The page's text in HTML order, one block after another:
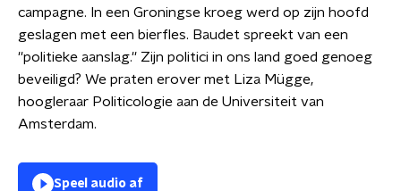
campagne. In een Groningse kroeg werd op zijn hoofd
geslagen met een bierfles. Baudet spreekt van een
''politieke aanslag.'' Zijn politici in ons land goed genoeg
beveiligd? We praten erover met Liza Mügge,
hoogleraar Politicologie aan de Universiteit van
Amsterdam.
Speel audio af